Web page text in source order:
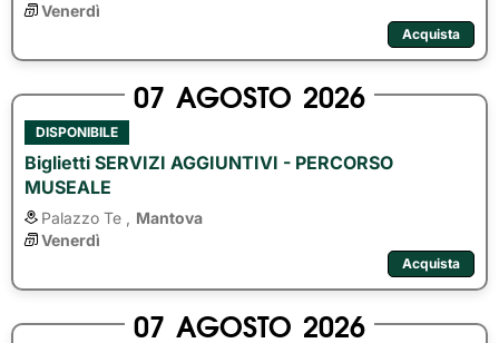
Venerdì
Acquista
07 AGOSTO 2026
DISPONIBILE
Biglietti SERVIZI AGGIUNTIVI - PERCORSO
MUSEALE
Palazzo Te ,
Mantova
Venerdì
Acquista
07 AGOSTO 2026